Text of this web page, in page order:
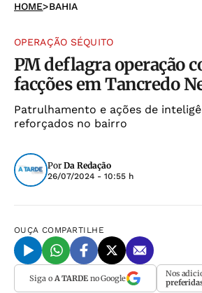
HOME>BAHIA
OPERAÇÃO SÉQUITO
PM deflagra operação
facções em Tancredo
Patrulhamento e ações de
reforçados no bairro
Por Da Redação
26/07/2024 - 10:55 h
OUÇA COMPARTILHE
Siga o A TARDEno Google Nos